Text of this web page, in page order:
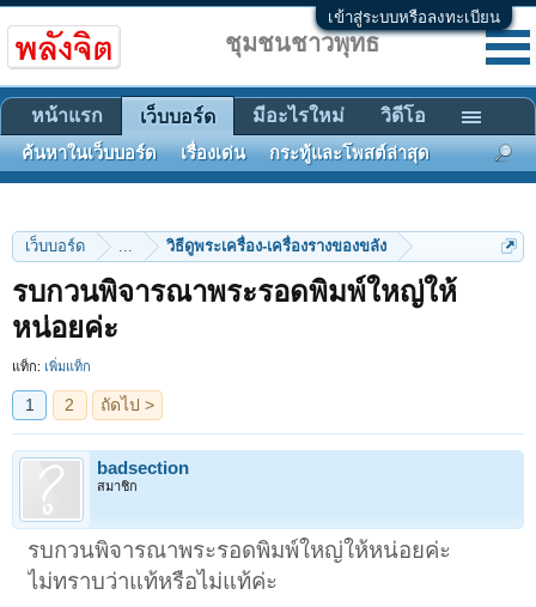
เข้าสู่ระบบหรือลงทะเบียน
เว็บบอร์ด ... วิธีดูพระเครื่อง-เครื่องรางของขลัง
รบกวนพิจารณาพระรอดพิมพ์ใหญ่ให้
หน่อยค่ะ
แท็ก: เพิ่มแท็ก
1 2 ถัดไป >
badsection
สมาชิก
รบกวนพิจารณาพระรอดพิมพ์ใหญ่ให้หน่อยค่ะ
ไม่ทราบว่าแท้หรือไม่แท้ค่ะ
ชุมชนชาวพุทธ
หน้าแรก เว็บบอร์ด
ค้นหาในเว็บบอร์ด เรื่องเด่น กระทู้และโพสต์ล่าสุด
มีอะไรใหม่ วิดีโอ